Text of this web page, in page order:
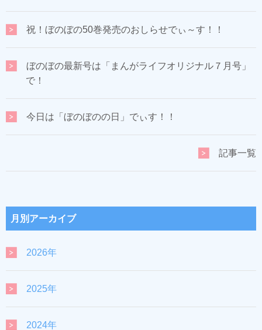
祝！ぼのぼの50巻発売のおしらせでぃ～す！！
ぼのぼの最新号は「まんがライフオリジナル７月号」
で！
今日は「ぼのぼのの日」でぃす！！
記事一覧
月別アーカイブ
2026年
2025年
2024年